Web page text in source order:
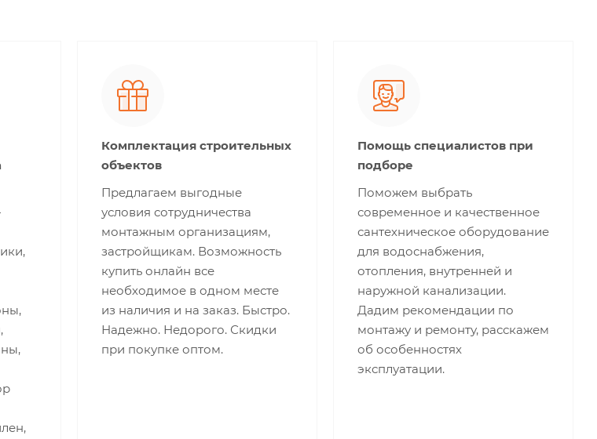
Комплектация строительных
объектов
Предлагаем выгодные
условия сотрудничества
монтажным организациям,
застройщикам. Возможность
купить онлайн все
необходимое в одном месте
из наличия и на заказ. Быстро.
Надежно. Недорого. Скидки
при покупке оптом.
Помощь специалистов при
подборе
Поможем выбрать
современное и качественное
сантехническое оборудование
для водоснабжения,
отопления, внутренней и
наружной канализации.
Дадим рекомендации по
монтажу и ремонту, расскажем
об особенностях
эксплуатации.